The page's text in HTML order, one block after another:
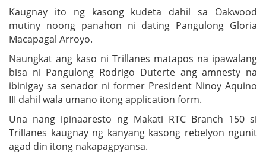
Kaugnay ito ng kasong kudeta dahil sa Oakwood
mutiny noong panahon ni dating Pangulong Gloria
Macapagal Arroyo.
Naungkat ang kaso ni Trillanes matapos na ipawalang
bisa ni Pangulong Rodrigo Duterte ang amnesty na
ibinigay sa senador ni former President Ninoy Aquino
III dahil wala umano itong application form.
Una nang ipinaaresto ng Makati RTC Branch 150 si
Trillanes kaugnay ng kanyang kasong rebelyon ngunit
agad din itong nakapagpyansa.